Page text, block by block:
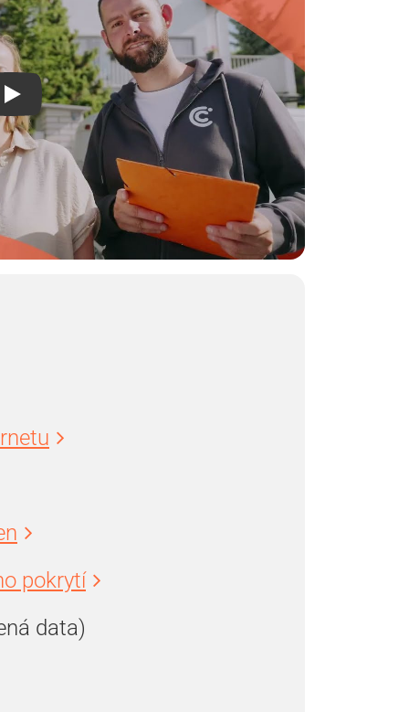
pokrytí
data)